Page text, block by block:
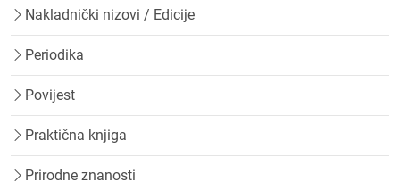
Nakladnički nizovi / Edicije
Periodika
Povijest
Praktična knjiga
Prirodne znanosti